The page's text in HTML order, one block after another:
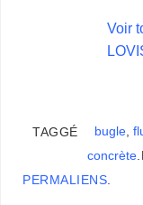
Voir
TAGGÉ bugle,
concrète.
PERMALIENS.